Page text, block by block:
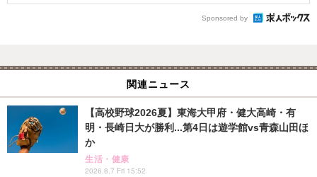
Sponsored by
関連ニュース
【高校野球2026夏】東海大甲府・健大高崎・有
明・長崎日大が勝利...第4日は遊学館vs青森山田ほ
か
生活・健康
2026.8.7 Fri 15:52